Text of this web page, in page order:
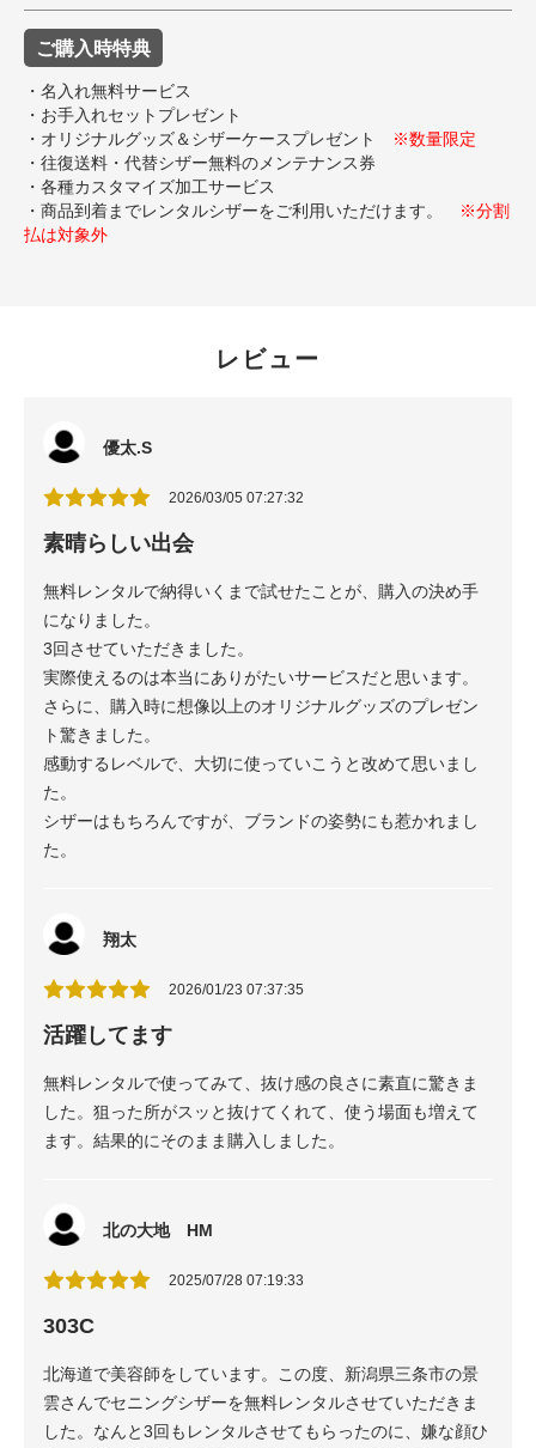
ご購入時特典
・名入れ無料サービス
・お手入れセットプレゼント
・オリジナルグッズ＆シザーケースプレゼント
※数量限定
・往復送料・代替シザー無料のメンテナンス券
・各種カスタマイズ加工サービス
・商品到着までレンタルシザーをご利用いただけます。
※分割
払は対象外
レビュー
優太.S
2026/03/05 07:27:32
素晴らしい出会
無料レンタルで納得いくまで試せたことが、購入の決め手
になりました。
3回させていただきました。
実際使えるのは本当にありがたいサービスだと思います。
さらに、購入時に想像以上のオリジナルグッズのプレゼン
ト驚きました。
感動するレベルで、大切に使っていこうと改めて思いまし
た。
シザーはもちろんですが、ブランドの姿勢にも惹かれまし
た。
翔太
2026/01/23 07:37:35
活躍してます
無料レンタルで使ってみて、抜け感の良さに素直に驚きま
した。狙った所がスッと抜けてくれて、使う場面も増えて
ます。結果的にそのまま購入しました。
北の大地 HM
2025/07/28 07:19:33
303C
北海道で美容師をしています。この度、新潟県三条市の景
雲さんでセニングシザーを無料レンタルさせていただきま
した。なんと3回もレンタルさせてもらったのに、嫌な顔ひ